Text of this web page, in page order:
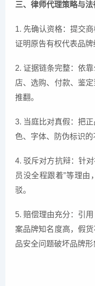
三、律师代理策略与法
1. 先确认资格：提交
证明原告有权代表品牌
2. 证据链条完整：依
店、选购、付款、鉴
推翻。
3. 当庭比对真假：把
色、字体、防伪标识
4. 驳斥对方抗辩：针对
员没全程跟着”等理由
驳。
5. 赔偿理由充分：引
案品牌知名度高，假
品安全问题破坏品牌